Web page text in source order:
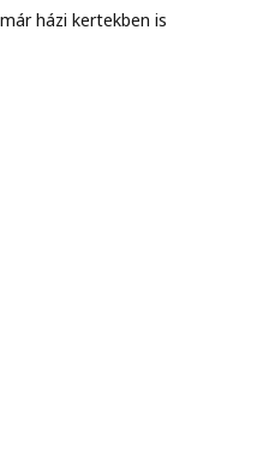
házi kertekben is